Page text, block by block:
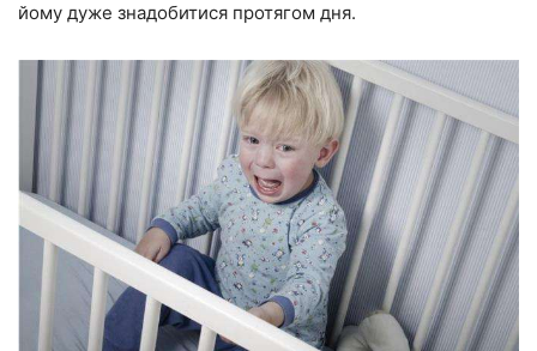
йому дуже знадобитися протягом дня.